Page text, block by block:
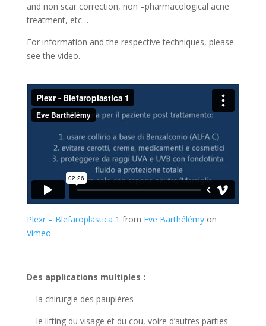
and non scar correction, non –pharmacological acne
treatment, etc…
For information and the respective techniques, please
see the video.
Plexr – Blefaroplastica 1 from Eve Barthélémyon
Vimeo.
Des applications multiples :
– la chirurgie des paupières
– le lifting du visage et du cou, voire d’autres parties